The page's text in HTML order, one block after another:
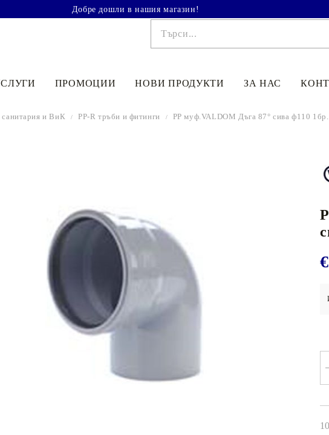
Добре дошли в нашия магазин!
ПРОМОЦИИ НОВИ ПРОДУКТИ
64лв. €33
€41.90
€3.47
ЗА НАС
cанитария и ВиК PP-R тръби и фитинги PP муф.VALDOM Дъга 87° сива ф110 1бр.